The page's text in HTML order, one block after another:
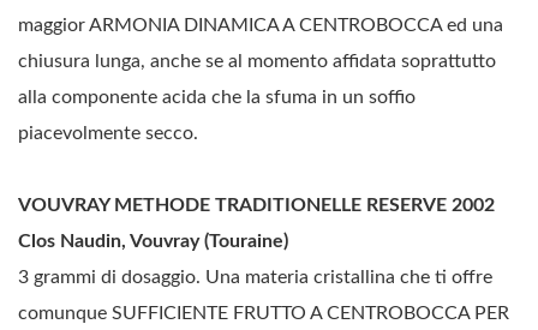
maggior ARMONIA DINAMICA A CENTROBOCCA ed una
chiusura lunga, anche se al momento affidata soprattutto
alla componente acida che la sfuma in un soffio
piacevolmente secco.
VOUVRAY METHODE TRADITIONELLE RESERVE 2002
Clos Naudin, Vouvray (Touraine)
3 grammi di dosaggio. Una materia cristallina che ti offre
comunque SUFFICIENTE FRUTTO A CENTROBOCCA PER